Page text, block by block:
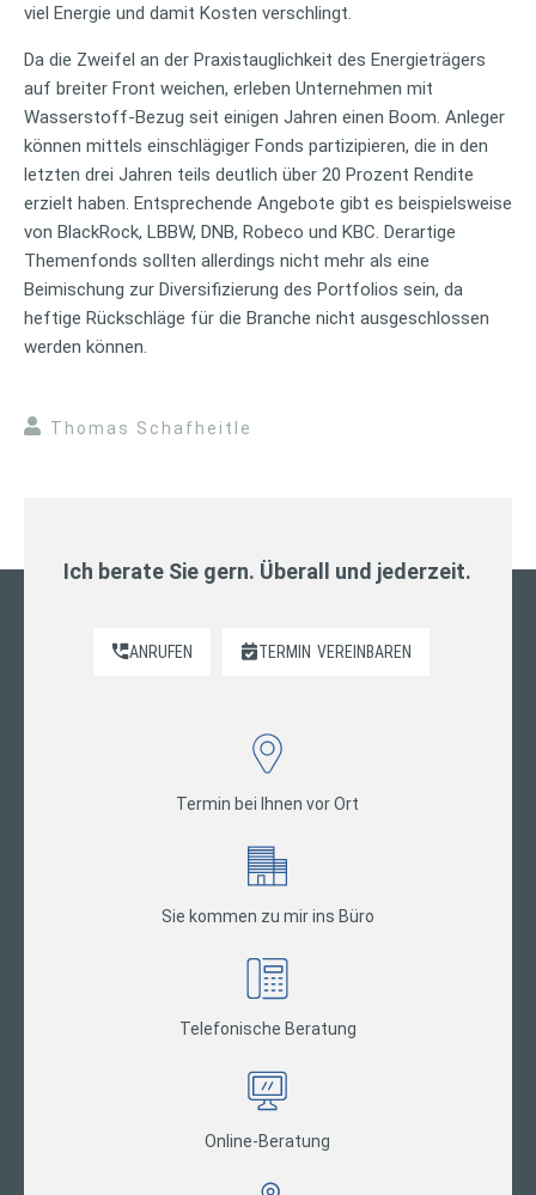
viel Energie und damit Kosten verschlingt.
Da die Zweifel an der Praxistauglichkeit des Energieträgers
auf breiter Front weichen, erleben Unternehmen mit
Wasserstoff-Bezug seit einigen Jahren einen Boom. Anleger
können mittels einschlägiger Fonds partizipieren, die in den
letzten drei Jahren teils deutlich über 20 Prozent Rendite
erzielt haben. Entsprechende Angebote gibt es beispielsweise
von BlackRock, LBBW, DNB, Robeco und KBC. Derartige
Themenfonds sollten allerdings nicht mehr als eine
Beimischung zur Diversifizierung des Portfolios sein, da
heftige Rückschläge für die Branche nicht ausgeschlossen
werden können.
Thomas Schafheitle
Ich berate Sie gern. Überall und jederzeit.
ANRUFEN TERMIN VEREINBAREN
Termin bei Ihnen vor Ort
Sie kommen zu mir ins Büro
Telefonische Beratung
Online-Beratung